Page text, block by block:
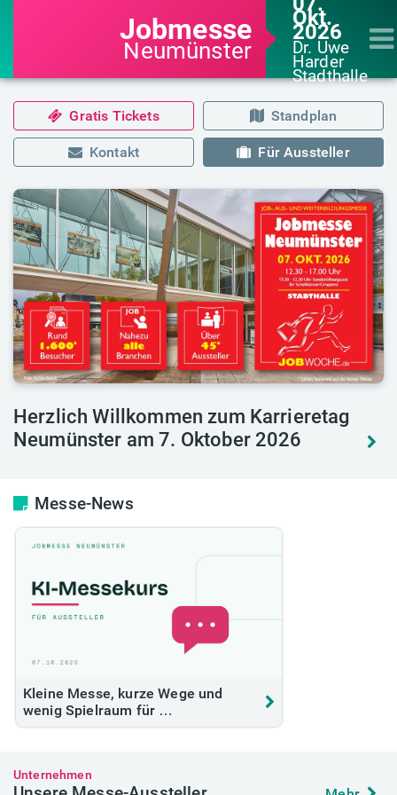
Jobmesse
Neumünster
Okt.
2026
Dr. Uwe
Harder
Stadthalle
Gratis Tickets Standplan
Kontakt Für Aussteller
Herzlich Willkommen zum Karrieretag
Neumünster am 7. Oktober 2026
Messe-News
Kleine Messe, kurze Wege und
wenig Spielraum für …
Unternehmen